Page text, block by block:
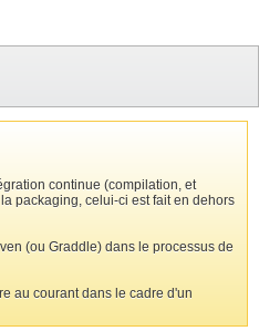
continue (compilation, et
packaging, celui-ci est fait en dehors
(ou Graddle) dans le processus de
au courant dans le cadre d'un